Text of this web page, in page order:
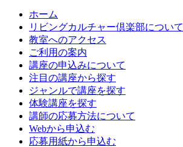
ホーム
リビングカルチャー倶楽部について
教室へのアクセス
ご利用の案内
講座の申込みについて
注目の講座から探す
ジャンルで講座を探す
体験講座を探す
講師の応募方法について
Webから申込む
応募用紙から申込む